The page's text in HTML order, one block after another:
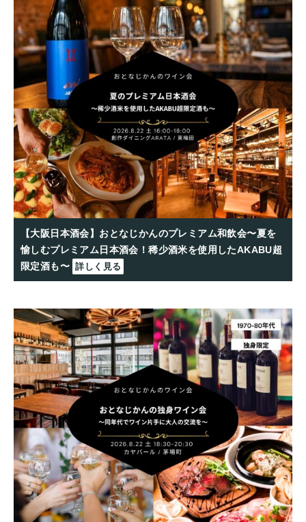
【大阪日本酒会】おとなじかんのプレミアム和飲会〜夏を
愉しむプレミアム日本酒会！稀少酒米を使用したAKABU超
限定酒も〜 詳しく見る